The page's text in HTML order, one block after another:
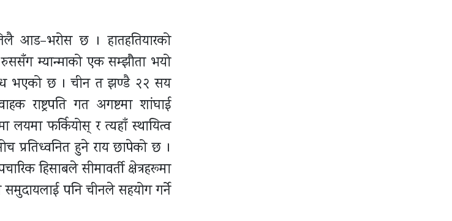
आड–भरोस छ । हातहतियारको
म्यान्माको एक सम्झौता भयो
भएको छ । चीन त झण्डै २२ सय
राष्ट्रपति गत अगष्टमा शांघाई
लयमा फर्कियोस् र त्यहाँ स्थायित्व
प्रतिध्वनित हुने राय छापेको छ ।
हिसाबले सीमावर्ती क्षेत्रहरूमा
पनि चीनले सहयोग गर्ने